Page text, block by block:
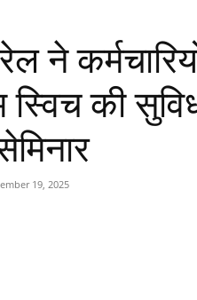
ने
स्विच की
19, 2025